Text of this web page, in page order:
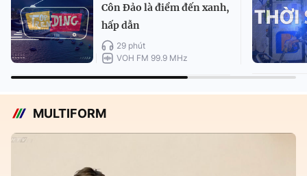
Côn Đảo là điểm đến xanh,
hấp dẫn
29 phút
VOH FM 99.9 MHz
MULTIFORM